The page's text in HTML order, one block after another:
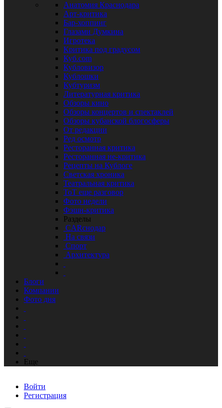
Анатомия Краснодара
Арт-критика
Бар-хоппинг
Глазами Думкина
Игротека
Критика под градусом
Куб.com
Кубловизор
Кублошки
Кубтуризм
Литературная критика
Обзоры кино
Обзоры концертов и спектаклей
Обзоры кубанской блогосферы
От редакции
Ред осмотр
Ресторанная критика
Ресторанная не-критика
Рецепты на Кублоге
Светская хроника
Театральная критика
ТоТ еще разговор
Фото недели
Фэшн-критика
Разделы
CARснодар
На связи
Спорт
Архитектура
Блоги
Компании
Фото дня
Еще
Войти
Регистрация